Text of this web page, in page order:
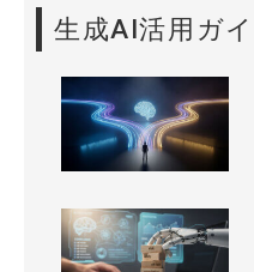
生成AI活用ガ